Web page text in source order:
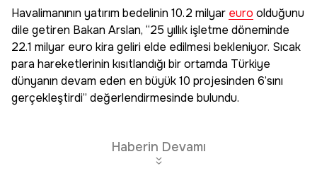
Havalimanının yatırım bedelinin 10.2 milyar euro olduğunu
dile getiren Bakan Arslan, “25 yıllık işletme döneminde
22.1 milyar euro kira geliri elde edilmesi bekleniyor. Sıcak
para hareketlerinin kısıtlandığı bir ortamda Türkiye
dünyanın devam eden en büyük 10 projesinden 6’sını
gerçekleştirdi” değerlendirmesinde bulundu.
Haberin Devamı